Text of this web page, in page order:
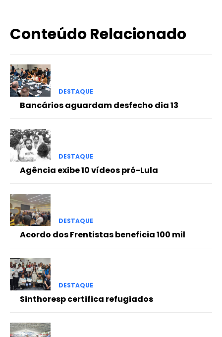
Conteúdo Relacionado
DESTAQUE
Bancários aguardam desfecho dia 13
DESTAQUE
Agência exibe 10 vídeos pró-Lula
DESTAQUE
Acordo dos Frentistas beneficia 100 mil
DESTAQUE
Sinthoresp certifica refugiados